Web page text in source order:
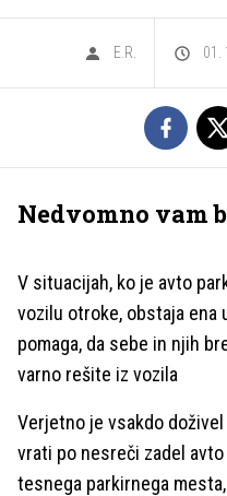
E.R. 01.
Nedvomno vam
V situacijah, ko je avto
vozilu otroke, obstaja ena
pomaga, da sebe in njih
varno rešite iz vozila
Verjetno je vsakdo
vrati po nesreči zadel
tesnega parkirnega